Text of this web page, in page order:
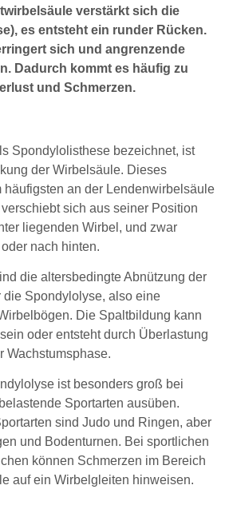
verstärkt sich die
es entsteht ein runder Rücken.
sich und angrenzende
Dadurch kommt es häufig zu
und Schmerzen.
Spondylolisthese bezeichnet, ist
der Wirbelsäule. Dieses
häufigsten an der Lendenwirbelsäule
sich aus seiner Position
liegenden Wirbel, und zwar
nach hinten.
die altersbedingte Abnützung der
Spondylolyse, also eine
Die Spaltbildung kann
oder entsteht durch Überlastung
Wachstumsphase.
ist besonders groß bei
Sportarten ausüben.
sind Judo und Ringen, aber
und Bodenturnen. Bei sportlichen
können Schmerzen im Bereich
auf ein Wirbelgleiten hinweisen.